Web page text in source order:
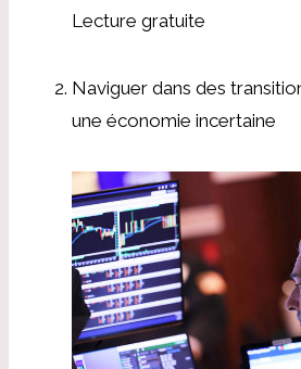
Lecture gratuite
Naviguer dans des
une économie incertaine